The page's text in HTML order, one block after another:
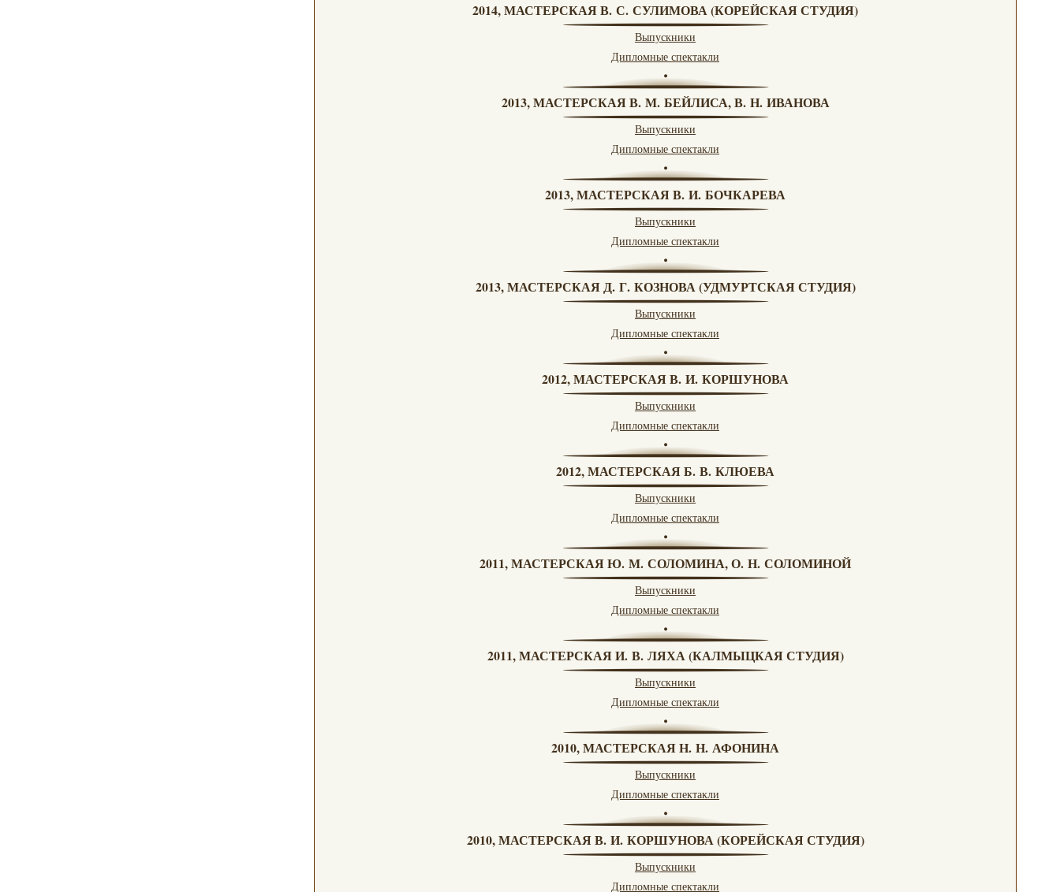
2014, МАСТЕРСКАЯ В. С. СУЛИМОВА (КОРЕЙСКАЯ СТУДИЯ)
Выпускники
Дипломные спектакли
2013, МАСТЕРСКАЯ В. М. БЕЙЛИСА, В. Н. ИВАНОВА
Выпускники
Дипломные спектакли
2013, МАСТЕРСКАЯ В. И. БОЧКАРЕВА
Выпускники
Дипломные спектакли
2013, МАСТЕРСКАЯ Д. Г. КОЗНОВА (УДМУРТСКАЯ СТУДИЯ)
Выпускники
Дипломные спектакли
2012, МАСТЕРСКАЯ В. И. КОРШУНОВА
Выпускники
Дипломные спектакли
2012, МАСТЕРСКАЯ Б. В. КЛЮЕВА
Выпускники
Дипломные спектакли
2011, МАСТЕРСКАЯ Ю. М. СОЛОМИНА, О. Н. СОЛОМИНОЙ
Выпускники
Дипломные спектакли
2011, МАСТЕРСКАЯ И. В. ЛЯХА (КАЛМЫЦКАЯ СТУДИЯ)
Выпускники
Дипломные спектакли
2010, МАСТЕРСКАЯ Н. Н. АФОНИНА
Выпускники
Дипломные спектакли
2010, МАСТЕРСКАЯ В. И. КОРШУНОВА (КОРЕЙСКАЯ СТУДИЯ)
Выпускники
Дипломные спектакли